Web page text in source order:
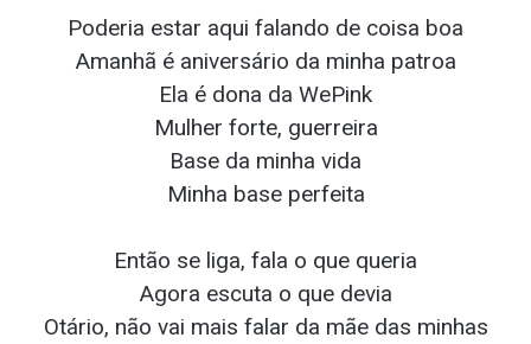
Poderia estar aqui falando de coisa boa
Amanhã é aniversário da minha patroa
Ela é dona da WePink
Mulher forte, guerreira
Base da minha vida
Minha base perfeita
Então se liga, fala o que queria
Agora escuta o que devia
Otário, não vai mais falar da mãe das minhas